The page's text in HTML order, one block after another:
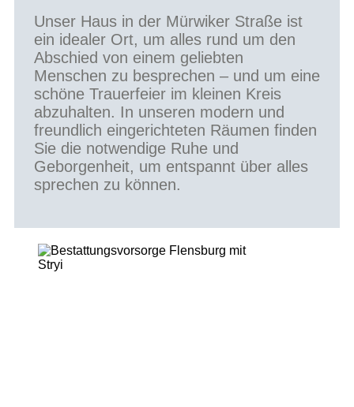
Unser Haus in der Mürwiker Straße ist
ein idealer Ort, um alles rund um den
Abschied von einem geliebten
Menschen zu besprechen – und um eine
schöne Trauerfeier im kleinen Kreis
abzuhalten. In unseren modern und
freundlich eingerichteten Räumen finden
Sie die notwendige Ruhe und
Geborgenheit, um entspannt über alles
sprechen zu können.